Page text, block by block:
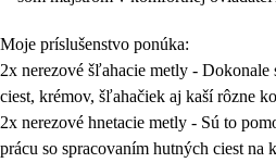
Moje príslušenstvo ponúka:
2x nerezové šľahacie metly - Dokonale
ciest, krémov, šľahačiek aj kaší rôzne
2x nerezové hnetacie metly - Sú to
prácu so spracovaním hutných ciest na